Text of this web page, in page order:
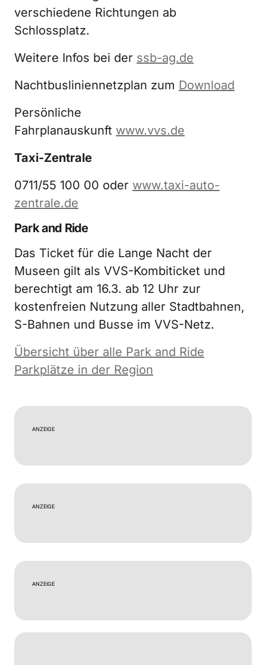
verschiedene Richtungen ab
Schlossplatz.
Weitere Infos bei der ssb-ag.de
Nachtbusliniennetzplan zum Download
Persönliche
Fahrplanauskunft www.vvs.de
Taxi-Zentrale
0711/55 100 00 oder www.taxi-auto-
zentrale.de
Park and Ride
Das Ticket für die Lange Nacht der
Museen gilt als VVS-Kombiticket und
berechtigt am 16.3. ab 12 Uhr zur
kostenfreien Nutzung aller Stadtbahnen,
S-Bahnen und Busse im VVS-Netz.
Übersicht über alle Park and Ride
Parkplätze in der Region
ANZEIGE
ANZEIGE
ANZEIGE